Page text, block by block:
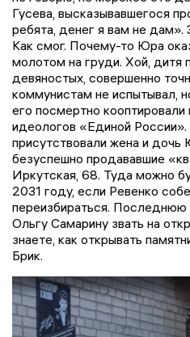
Гусева, высказывавшегося
ребята, денег я вам не дам».
Как смог. Почему-то Юра
молотом на груди. Хой, дитя
девяностых, совершенно
коммунистам не испытывал,
его посмертно
идеологов «Единой
присутствовали жена и дочь
безуспешно продававшие
Иркутская, 68. Туда можно
2031 году, если Ревенко
переизбираться.
Ольгу Самарину звать на
знаете, как открывать
Брик.